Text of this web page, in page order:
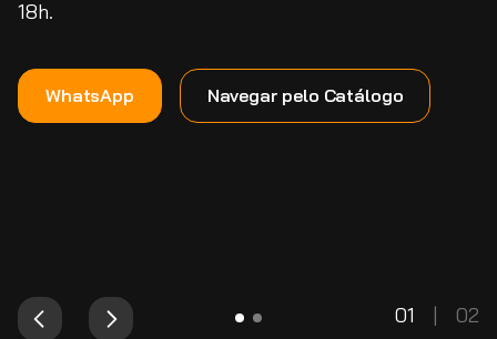
18h.
WhatsApp Navegar pelo Catálogo
01 | 02